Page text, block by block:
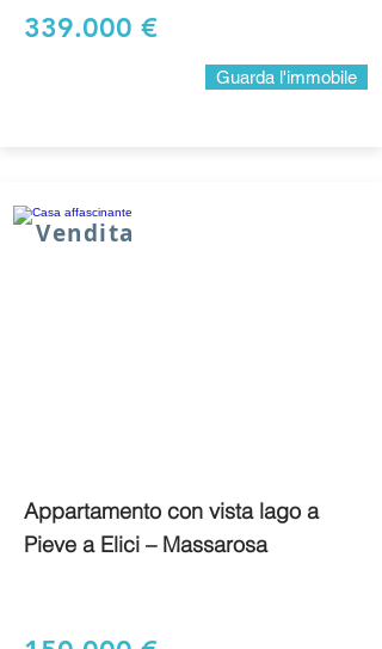
339.000 €
Guarda l'immobile
Vendita
Appartamento con vista lago a
Pieve a Elici – Massarosa